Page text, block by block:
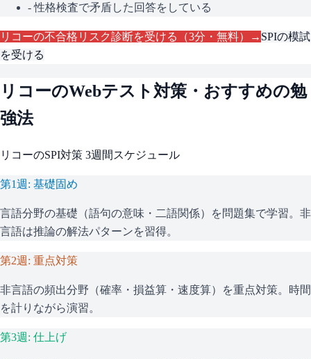
- 性格検査で矛盾した回答をしている
リコーの不合格リスク診断を受ける（3分・無料）→ SPIの模試
を受ける
リコーのWebテスト対策・おすすめの勉
強法
リコーのSPI対策 3週間スケジュール
第1週: 基礎固め
言語分野の基礎（語句の意味・二語関係）を問題集で学習。非
言語は推論の解法パターンを習得。
第2週: 重点対策
非言語の頻出分野（確率・損益算・速度算）を重点対策。時間
を計りながら演習。
第3週: 仕上げ